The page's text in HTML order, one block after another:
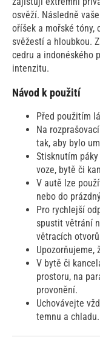
osvěží. Následně
oříšek a mořské tóny,
svěžestí a hloubkou.
cedru a indonéského
intenzitu.
Návod k použití
Před použitím
Na
tak, aby bylo
Stisknutím
voze, bytě či
V autě lze
nebo do
Pro rychlejší
spustit větrání
větracích
Upozorňujeme,
V bytě či
prostoru, na
provonění.
Uchovávejte
temnu a chladu.